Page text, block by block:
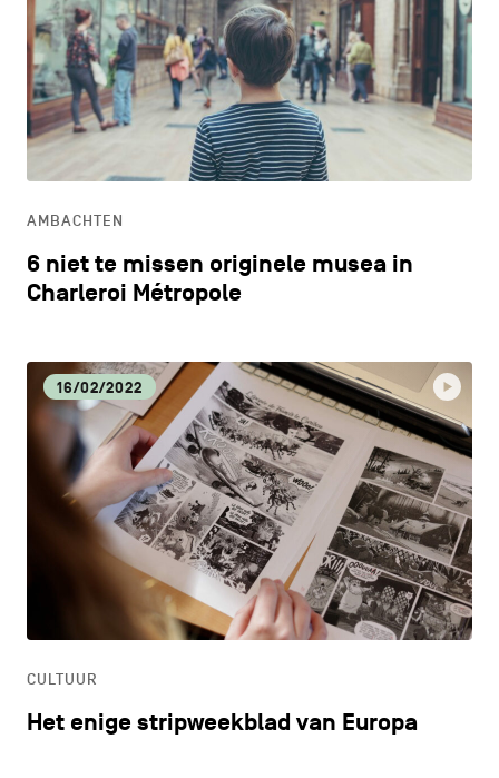
AMBACHTEN
6 niet te missen originele musea in
Charleroi Métropole
16/02/2022
CULTUUR
Het enige stripweekblad van Europa